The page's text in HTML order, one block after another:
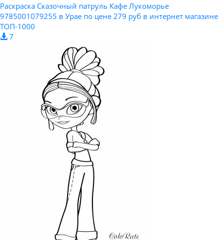
Раскраска Сказочный патруль Кафе Лукоморье
9785001079255 в Урае по цене 279 руб в интернет магазине
ТОП-1000
7